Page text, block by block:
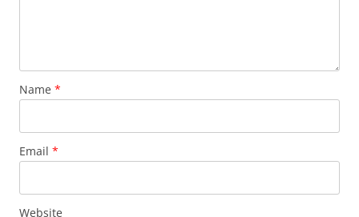
Name *
Email *
Website